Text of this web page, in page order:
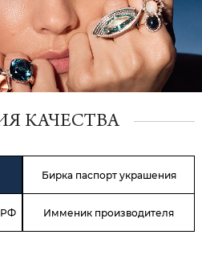
КАЧЕСТВА
Бирка паспорт украшения
РФ Имменик производителя